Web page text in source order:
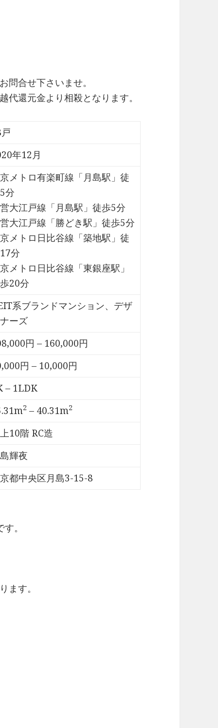
合せ下さいませ。
還元金より相殺となります。
年12月
メトロ有楽町線「月島駅」徒
分
大江戸線「月島駅」徒歩5分
大江戸線「勝どき駅」徒歩5分
メトロ日比谷線「築地駅」徒
分
メトロ日比谷線「東銀座駅」
20分
系ブランドマンション、デザ
ーズ
円 – 160,000円
円 – 10,000円
– 1LDK
2 – 40.31m2
10階 RC造
輝夜
都中央区月島3-15-8
。
ます。